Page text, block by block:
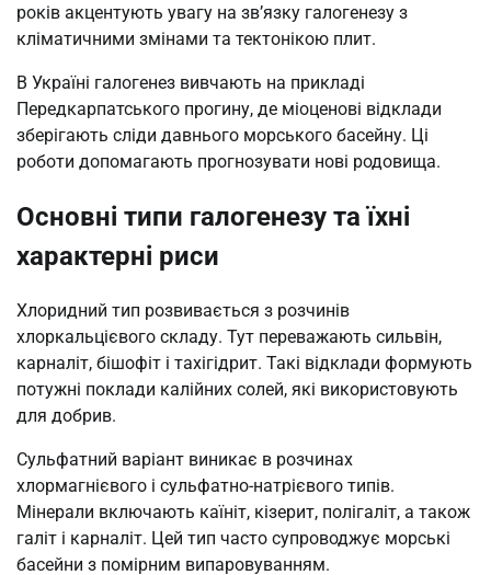
років акцентують увагу на зв’язку галогенезу з
кліматичними змінами та тектонікою плит.
В Україні галогенез вивчають на прикладі
Передкарпатського прогину, де міоценові відклади
зберігають сліди давнього морського басейну. Ці
роботи допомагають прогнозувати нові родовища.
Основні типи галогенезу та їхні
характерні риси
Хлоридний тип розвивається з розчинів
хлоркальцієвого складу. Тут переважають сильвін,
карналіт, бішофіт і тахігідрит. Такі відклади формують
потужні поклади калійних солей, які використовують
для добрив.
Сульфатний варіант виникає в розчинах
хлормагнієвого і сульфатно-натрієвого типів.
Мінерали включають каїніт, кізерит, полігаліт, а також
галіт і карналіт. Цей тип часто супроводжує морські
басейни з помірним випаровуванням.